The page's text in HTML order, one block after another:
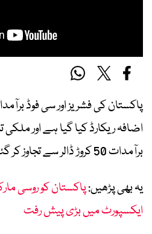
پاکستان کی فشریز اور سی فوڈ
اضافہ ریکارڈ کیا گیا ہے اور ملکی
برآمدات 50 کروڑ ڈالر سے تجاوز کر گئی ہیں۔
یہ بھی پڑھیں:پاکستان کو روسی
ایکسپورٹ میں بڑی پیش رفت